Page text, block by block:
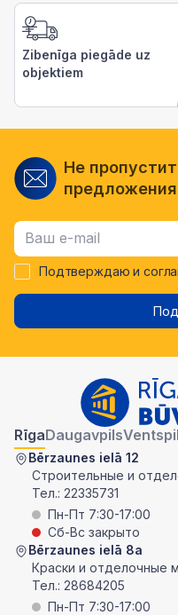
Zibenīga piegāde uz
objektiem
Не
Подтверждаю и
RīgaDaugavpils
Bērzaunes ielā 12
Строительные и
Тел.: 22335731
Пн-Пт 7:30-17:00
Сб-Вс закрыто
Bērzaunes ielā 8a
Краски и отделочные
Тел.: 28684205
Пн-Пт 7:30-17:00